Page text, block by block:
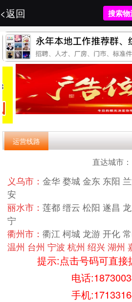
<返回 联系平台
<返回 搜索物
运营线路
直达城市：
义乌市： 金华 婺城 金东 东阳
安
丽水市： 莲都 缙云 松阳 遂昌
宁
衢州市： 衢江 柯城 龙游 开化
温州 台州 宁波 杭州 绍兴 湖州
提示:点击号码可直接
电话:
手机: